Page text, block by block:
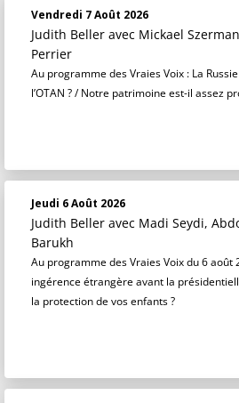
Vendredi 7 Août 2026
Judith Beller avec Mickael
Perrier
Au programme des Vraies Voix : La
l’OTAN ? / Notre patrimoine est-il assez
Jeudi 6 Août 2026
Judith Beller avec Madi Seydi,
Barukh
Au programme des Vraies Voix du 6 août
ingérence étrangère avant la
la protection de vos enfants ?